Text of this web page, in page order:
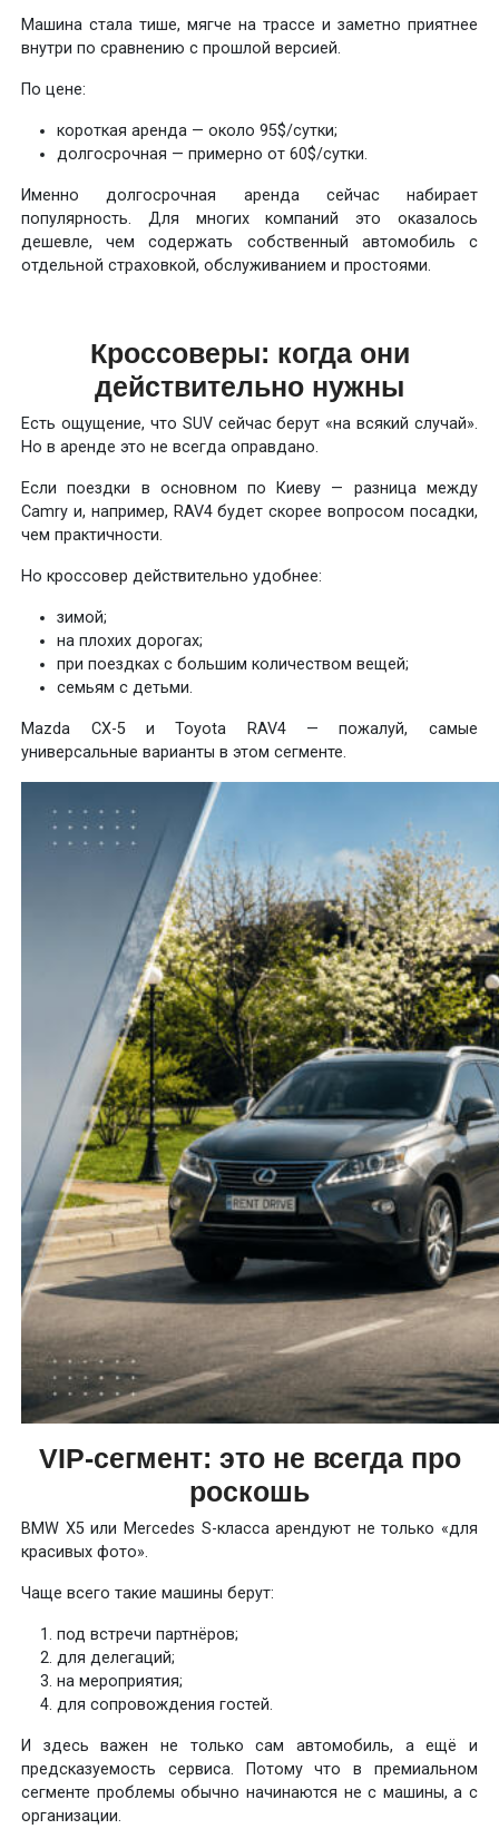
Машина стала тише, мягче на трассе и заметно приятнее
внутри по сравнению с прошлой версией.
По цене:
короткая аренда — около 95$/сутки;
долгосрочная — примерно от 60$/сутки.
Именно долгосрочная аренда сейчас набирает
популярность. Для многих компаний это оказалось
дешевле, чем содержать собственный автомобиль с
отдельной страховкой, обслуживанием и простоями.
Кроссоверы: когда они
действительно нужны
Есть ощущение, что SUV сейчас берут «на всякий случай».
Но в аренде это не всегда оправдано.
Если поездки в основном по Киеву — разница между
Camry и, например, RAV4 будет скорее вопросом посадки,
чем практичности.
Но кроссовер действительно удобнее:
зимой;
на плохих дорогах;
при поездках с большим количеством вещей;
семьям с детьми.
Mazda CX-5 и Toyota RAV4 — пожалуй, самые
универсальные варианты в этом сегменте.
VIP-сегмент: это не всегда про
роскошь
BMW X5 или Mercedes S-класса арендуют не только «для
красивых фото».
Чаще всего такие машины берут:
под встречи партнёров;
для делегаций;
на мероприятия;
для сопровождения гостей.
И здесь важен не только сам автомобиль, а ещё и
предсказуемость сервиса. Потому что в премиальном
сегменте проблемы обычно начинаются не с машины, а с
организации.